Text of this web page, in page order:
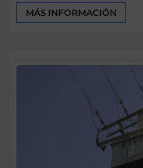
MÁS INFORMACIÓN